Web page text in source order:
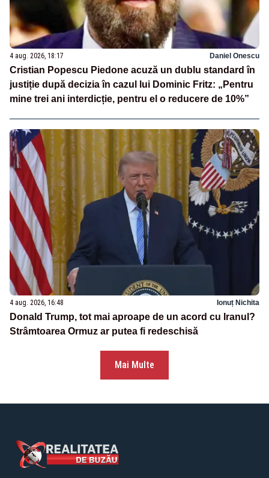
4 aug. 2026, 18:17 Daniel Onescu
Cristian Popescu Piedone acuză un dublu standard în
justiție după decizia în cazul lui Dominic Fritz: „Pentru
mine trei ani interdicție, pentru el o reducere de 10%”
4 aug. 2026, 16:48 Ionuț Nichita
Donald Trump, tot mai aproape de un acord cu Iranul?
Strâmtoarea Ormuz ar putea fi redeschisă
Mai Multe